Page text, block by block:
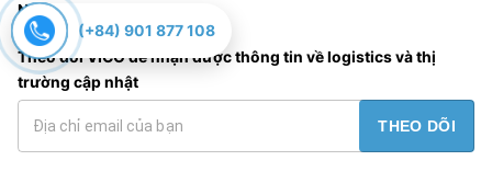
Newsletter
Theo dõi VICO để nhận được thông tin về logistics và thị
trường cập nhật
THEO DÕI
(+84) 901 877 108